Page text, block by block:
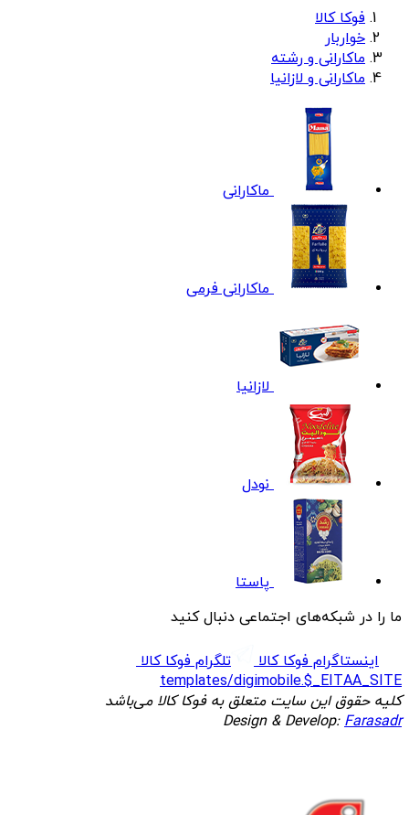
فوکا کالا
خواربار
ماکارانی و رشته
ماکارانی و لازانیا
ماکارانی
ماکارانی فرمی
لازانیا
نودل
پاستا
ما را در شبکه‌های اجتماعی دنبال کنید
اینستاگرام فوکا کالا
تلگرام فوکا کالا
templates/digimobile.$_EITAA_SITE
کلیه حقوق این سایت متعلق به فوکا کالا می‌باشد
Design & Develop:Farasadr